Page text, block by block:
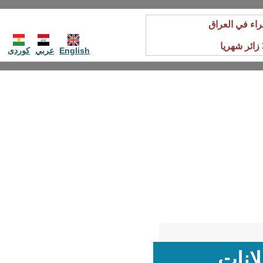
في العراق
English عربي کوردی